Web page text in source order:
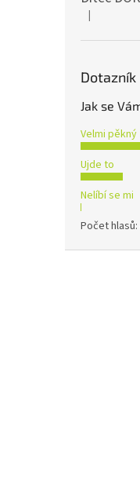
Hodnocení
|
Dotazník
Jak se
Velmi pěkný
Ujde to
Nelíbí se mi
Počet hlasů: